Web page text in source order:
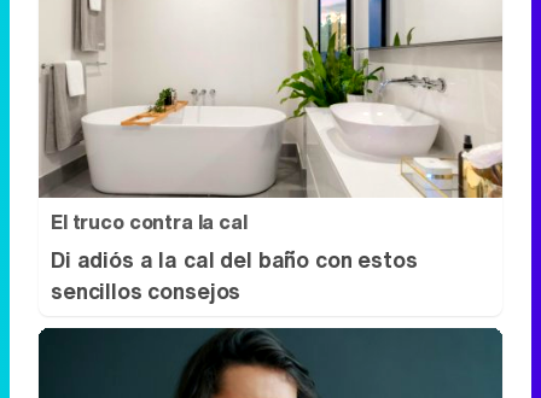
El truco contra la cal
Di adiós a la cal del baño con estos
sencillos consejos